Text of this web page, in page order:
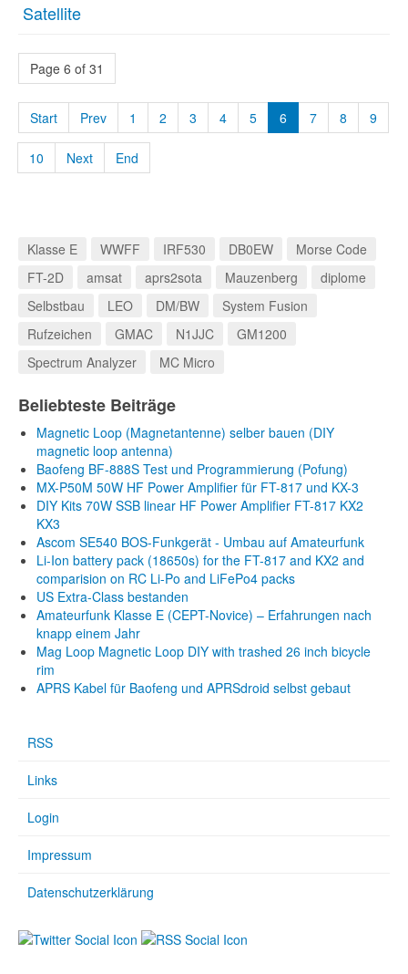
Satellite
Page 6 of 31
Start Prev 1 2 3 4 5 6 7 8 9
10 Next End
Klasse E WWFF IRF530 DB0EW
Morse Code
FT-2D
amsat aprs2sota Mauzenberg
diplome
Selbstbau
LEO DM/BW
System Fusion
Rufzeichen
GMAC N1JJC
GM1200
Spectrum Analyzer
MC Micro
Beliebteste Beiträge
Magnetic Loop (Magnetantenne) selber bauen (DIY
magnetic loop antenna)
Baofeng BF-888S Test und Programmierung (Pofung)
MX-P50M 50W HF Power Amplifier für FT-817 und KX-3
DIY Kits 70W SSB linear HF Power Amplifier FT-817 KX2
KX3
Ascom SE540 BOS-Funkgerät - Umbau auf Amateurfunk
Li-Ion battery pack (18650s) for the FT-817 and KX2 and
comparision on RC Li-Po and LiFePo4 packs
US Extra-Class bestanden
Amateurfunk Klasse E (CEPT-Novice) – Erfahrungen nach
knapp einem Jahr
Mag Loop Magnetic Loop DIY with trashed 26 inch bicycle
rim
APRS Kabel für Baofeng und APRSdroid selbst gebaut
RSS
Links
Login
Impressum
Datenschutzerklärung